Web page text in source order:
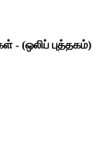
- (ஒலிப் புத்தகம்)